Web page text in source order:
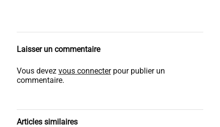
Laisser un commentaire
Vous devez vous connecterpour publier un
commentaire.
Articles similaires